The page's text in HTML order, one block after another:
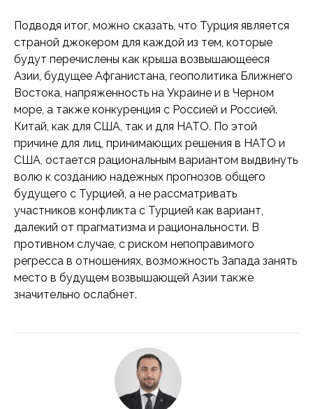
Подводя итог, можно сказать, что Турция является
страной джокером для каждой из тем, которые
будут перечислены как крыша возвышающееся
Азии, будущее Афганистана, геополитика Ближнего
Востока, напряженность на Украине и в Черном
море, а также конкуренция с Россией и Россией.
Китай, как для США, так и для НАТО. По этой
причине для лиц, принимающих решения в НАТО и
США, остается рациональным вариантом выдвинуть
волю к созданию надежных прогнозов общего
будущего с Турцией, а не рассматривать
участников конфликта с Турцией как вариант,
далекий от прагматизма и рациональности. В
противном случае, с риском непоправимого
регресса в отношениях, возможность Запада занять
место в будущем возвышающей Азии также
значительно ослабнет.